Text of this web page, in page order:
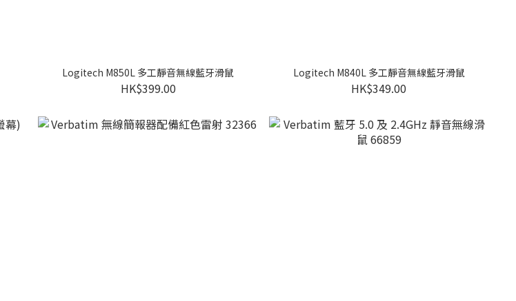
Logitech M850L 多工靜音無線藍牙滑鼠
HK$399.00
Logitech M840L 多工靜音無線藍牙滑鼠
HK$349.00